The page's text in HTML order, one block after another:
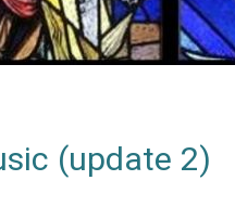
(update 2)